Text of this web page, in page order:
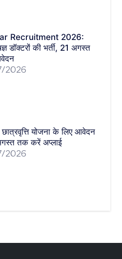
Recruitment 2026:
डॉक्टरों की भर्ती, 21 अगस्त
2026
योजना के लिए आवेदन
तक करें अप्लाई
2026